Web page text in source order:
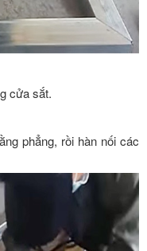
cửa sắt.
phẳng, rồi hàn nối các